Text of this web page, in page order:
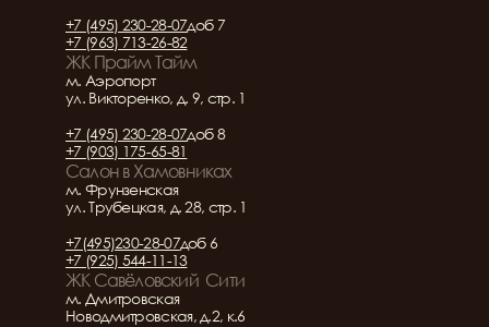
+7 (495) 230-28-07доб 7
+7 (963) 713-26-82
ЖК Прайм Тайм
м. Аэропорт
ул. Викторенко, д. 9, стр. 1
+7 (495) 230-28-07доб 8
+7 (903) 175-65-81
Салон в Хамовниках
м. Фрунзенская
ул. Трубецкая, д. 28, стр. 1
+7(495)230-28-07доб 6
+7 (925) 544-11-13
ЖК Савёловский  Сити
м. Дмитровская
Новодмитровская, д.2, к.6